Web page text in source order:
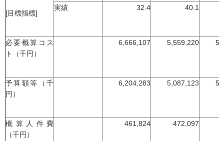
[目標指標]
実績 32.4 40.1
必要概算コス
ト（千円）
6,666,107 5,559,220
予算額等（千
円）
6,204,283 5,087,123
概算人件費
（千円）
461,824 472,097